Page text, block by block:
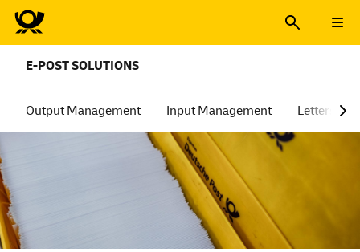
E-POST SOLUTIONS
Output Management Input Management Lettershop